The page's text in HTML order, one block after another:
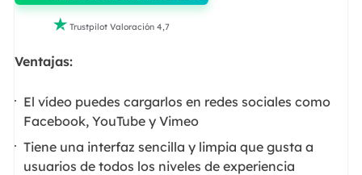
 Trustpilot Valoración 4,7
Ventajas:
El vídeo puedes cargarlos en redes sociales como
Facebook, YouTube y Vimeo
Tiene una interfaz sencilla y limpia que gusta a
usuarios de todos los niveles de experiencia